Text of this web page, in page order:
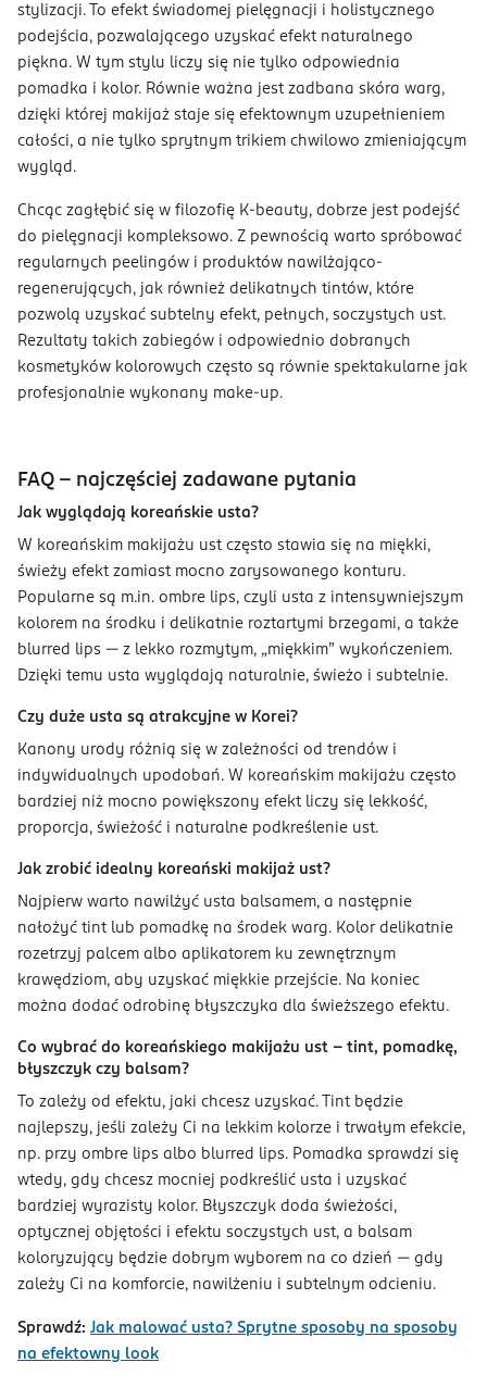
stylizacji. To efekt świadomej pielęgnacji i holistycznego
podejścia, pozwalającego uzyskać efekt naturalnego
piękna. W tym stylu liczy się nie tylko odpowiednia
pomadka i kolor. Równie ważna jest zadbana skóra warg,
dzięki której makijaż staje się efektownym uzupełnieniem
całości, a nie tylko sprytnym trikiem chwilowo zmieniającym
wygląd.
Chcąc zagłębić się w filozofię K-beauty, dobrze jest podejść
do pielęgnacji kompleksowo. Z pewnością warto spróbować
regularnych peelingów i produktów nawilżająco-
regenerujących, jak również delikatnych tintów, które
pozwolą uzyskać subtelny efekt, pełnych, soczystych ust.
Rezultaty takich zabiegów i odpowiednio dobranych
kosmetyków kolorowych często są równie spektakularne jak
profesjonalnie wykonany make-up.
FAQ – najczęściej zadawane pytania
Jak wyglądają koreańskie usta?
W koreańskim makijażu ust często stawia się na miękki,
świeży efekt zamiast mocno zarysowanego konturu.
Popularne są m.in. ombre lips, czyli usta z intensywniejszym
kolorem na środku i delikatnie roztartymi brzegami, a także
blurred lips — z lekko rozmytym, „miękkim” wykończeniem.
Dzięki temu usta wyglądają naturalnie, świeżo i subtelnie.
Czy duże usta są atrakcyjne w Korei?
Kanony urody różnią się w zależności od trendów i
indywidualnych upodobań. W koreańskim makijażu często
bardziej niż mocno powiększony efekt liczy się lekkość,
proporcja, świeżość i naturalne podkreślenie ust.
Jak zrobić idealny koreański makijaż ust?
Najpierw warto nawilżyć usta balsamem, a następnie
nałożyć tint lub pomadkę na środek warg. Kolor delikatnie
rozetrzyj palcem albo aplikatorem ku zewnętrznym
krawędziom, aby uzyskać miękkie przejście. Na koniec
można dodać odrobinę błyszczyka dla świeższego efektu.
Co wybrać do koreańskiego makijażu ust – tint, pomadkę,
błyszczyk czy balsam?
To zależy od efektu, jaki chcesz uzyskać. Tint będzie
najlepszy, jeśli zależy Ci na lekkim kolorze i trwałym efekcie,
np. przy ombre lips albo blurred lips. Pomadka sprawdzi się
wtedy, gdy chcesz mocniej podkreślić usta i uzyskać
bardziej wyrazisty kolor. Błyszczyk doda świeżości,
optycznej objętości i efektu soczystych ust, a balsam
koloryzujący będzie dobrym wyborem na co dzień — gdy
zależy Ci na komforcie, nawilżeniu i subtelnym odcieniu.
Sprawdź: Jak malować usta? Sprytne sposoby na sposoby
na efektowny look